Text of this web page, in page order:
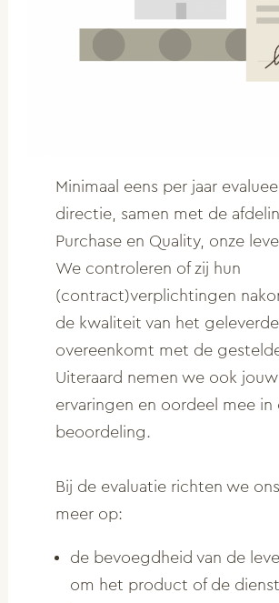
Minimaal eens per jaar
directie, samen met de
Purchase en Quality, onze
We controleren of zij hun
(contract)verplichtingen
de kwaliteit van het geleverde
overeenkomt met de
Uiteraard nemen we ook jouw
ervaringen en oordeel mee in
beoordeling.
Bij de evaluatie richten we
meer op:
de bevoegdheid van de
om het product of de